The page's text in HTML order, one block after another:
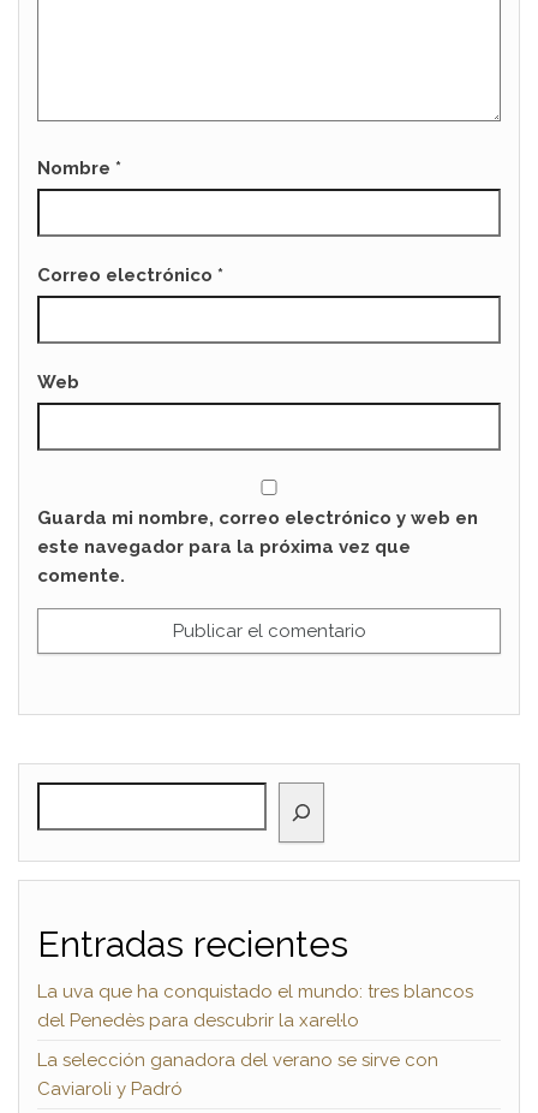
Nombre *
Correo electrónico *
Web
Guarda mi nombre, correo electrónico y web en
este navegador para la próxima vez que
comente.
Entradas recientes
La uva que ha conquistado el mundo: tres blancos
del Penedès para descubrir la xarel·lo
La selección ganadora del verano se sirve con
Caviaroli y Padró